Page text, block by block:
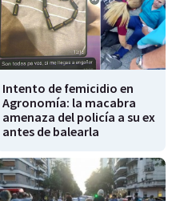
Intento de femicidio en
Agronomía: la macabra
amenaza del policía a su ex
antes de balearla